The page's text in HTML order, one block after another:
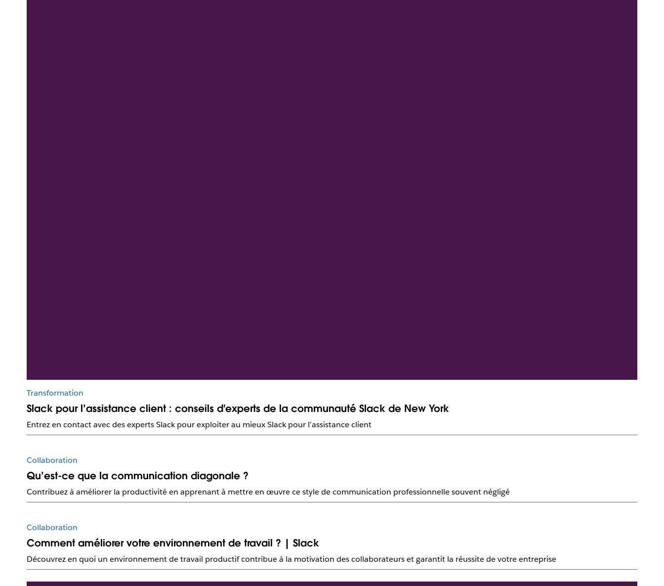
Transformation
Slack pour l’assistance client : conseils d'experts de la communauté Slack de New York
Entrez en contact avec des experts Slack pour exploiter au mieux Slack pour l’assistance client
Collaboration
Qu’est-ce que la communication diagonale ?
Contribuez à améliorer la productivité en apprenant à mettre en œuvre ce style de communication professionnelle souvent négligé
Collaboration
Comment améliorer votre environnement de travail ? | Slack
Découvrez en quoi un environnement de travail productif contribue à la motivation des collaborateurs et garantit la réussite de votre entreprise